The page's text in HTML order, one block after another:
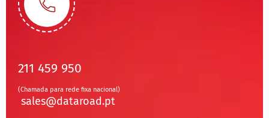
211 459 950
(Chamada para rede fixa nacional)
sales@dataroad.pt